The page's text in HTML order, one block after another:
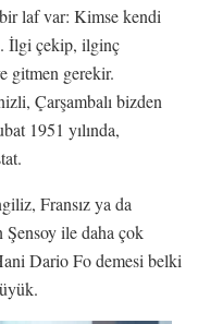
laf var: Kimse kendi
İlgi çekip, ilginç
gitmen gerekir.
Çarşambalı bizden
1951 yılında,
Fransız ya da
ile daha çok
Dario Fo demesi belki